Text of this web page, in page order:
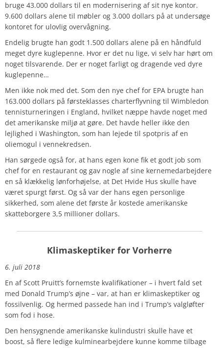
bruge 43.000 dollars til en modernisering af sit nye kontor.
9.600 dollars alene til møbler og 3.000 dollars på at undersøge
kontoret for ulovlig overvågning.
Endelig brugte han godt 1.500 dollars alene på en håndfuld
meget dyre kuglepenne. Hvor er det nu lige, vi selv har hørt om
noget tilsvarende. Der er noget farligt og dragende ved dyre
kuglepenne…
Men ikke nok med det. Som den nye chef for EPA brugte han
163.000 dollars på førsteklasses charterflyvning til Wimbledon
tennisturneringen i England, hvilket næppe havde noget med
det amerikanske miljø at gøre. Det havde heller ikke den
lejlighed i Washington, som han lejede til spotpris af en
oliemogul i vennekredsen.
Han sørgede også for, at hans egen kone fik et godt job som
chef for en restaurant og gav nogle af sine kernemedarbejdere
en så klækkelig lønforhøjelse, at Det Hvide Hus skulle have
været spurgt først. Og så var der hans egen personlige
sikkerhed, som alene det første år kostede amerikanske
skatteborgere 3,5 millioner dollars.
Klimaskeptiker for Vorherre
6. juli 2018
En af Scott Pruitt’s fornemste kvalifikationer – i hvert fald set
med Donald Trump’s øjne – var, at han er klimaskeptiker og
fossilvenlig. Og hermed passede han ind i Trump’s valgløfter
som fod i hose.
Den hensygnende amerikanske kulindustri skulle have et
boost, så flere ledige kulminearbejdere kunne komme tilbage